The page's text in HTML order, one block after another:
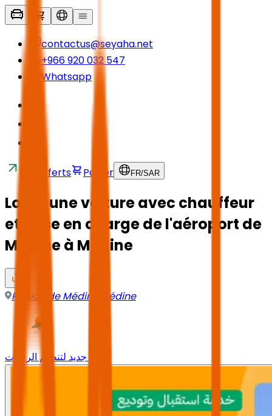
contactus@seyaha.net
+966 920 032 547
Whatsapp
Transferts Panier FR/SAR
Louer une voiture avec chauffeur
et prise en charge de l'aéroport de
Médine à Médine
Région de Médine Médine
وجه جديد لتنظيم الرحلات